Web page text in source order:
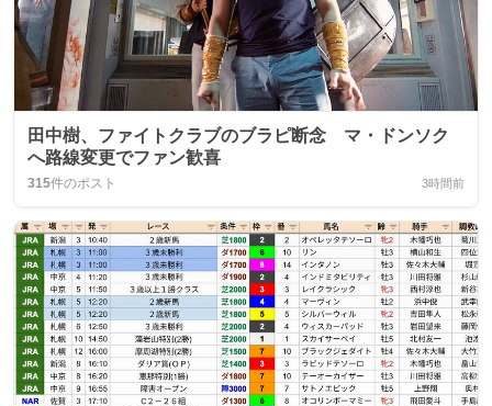
田中樹、ファイトクラブのブラピ断念 マ・ドンソク
へ路線変更でファン歓喜
315件のポスト 3時間前